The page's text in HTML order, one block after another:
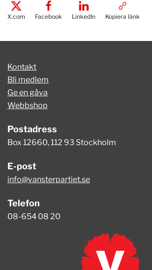
X.com Facebook LinkedIn Kopiera länk
Kontakt
Bli medlem
Ge en gåva
Webbshop
Postadress
Box 12660, 112 93 Stockholm
E-post
info@vansterpartiet.se
Telefon
08-654 08 20